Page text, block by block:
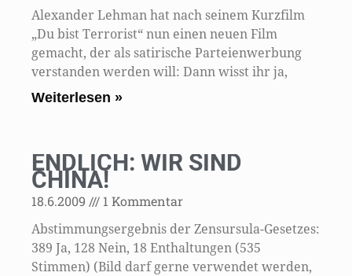
Alexander Lehman hat nach seinem Kurzfilm
„Du bist Terrorist“ nun einen neuen Film
gemacht, der als satirische Parteienwerbung
verstanden werden will: Dann wisst ihr ja,
Weiterlesen »
ENDLICH: WIR SIND
CHINA!
18.6.2009 1 Kommentar
Abstimmungsergebnis der Zensursula-Gesetzes:
389 Ja, 128 Nein, 18 Enthaltungen (535
Stimmen) (Bild darf gerne verwendet werden,